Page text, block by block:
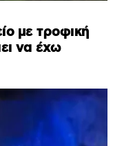
με τροφική
να έχω